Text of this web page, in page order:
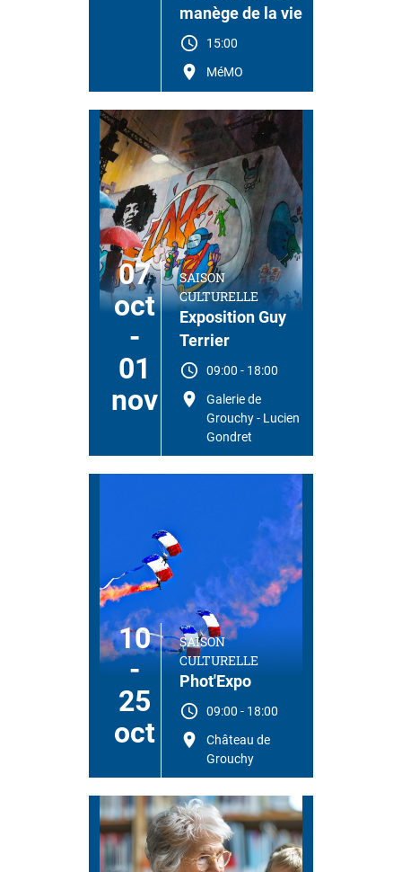
manège de la vie
15:00
MéMO
07
oct
-
01
nov
SAISON
CULTURELLE
Exposition Guy
Terrier
09:00 - 18:00
Galerie de
Grouchy - Lucien
Gondret
10
-
25
oct
SAISON
CULTURELLE
Phot'Expo
09:00 - 18:00
Château de
Grouchy